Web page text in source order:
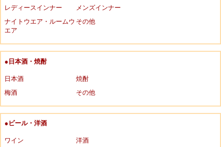
レディースインナー
メンズインナー
ナイトウエア・ルームウ
エア
その他
●日本酒・焼酎
日本酒
焼酎
梅酒
その他
●ビール・洋酒
ワイン
洋酒